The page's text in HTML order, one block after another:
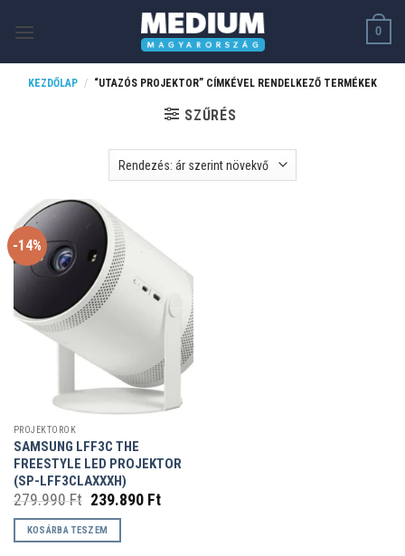
0
KEZDŐLAP / “UTAZÓS PROJEKTOR” CÍMKÉVEL RENDELKEZŐ TERMÉKEK
SZŰRÉS
-14%
PROJEKTOROK
SAMSUNG LFF3C THE
FREESTYLE LED PROJEKTOR
(SP-LFF3CLAXXXH)
279.990Ft Original
price
was:
279.990 Ft.
239.890 FtCurrent
KOSÁRBA TESZEM